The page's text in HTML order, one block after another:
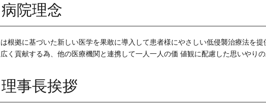
病院理念
根拠に基づいた新しい医学を果敢に導入して患者様にやさしい低侵襲治療法を
く貢献する為、他の医療機関と連携して一人一人の価 値観に配慮した思いやりの
理事長挨拶